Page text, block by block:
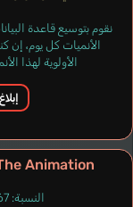
نقوم بتوسيع قاعدة
الأنميات كل يوم،
الأولوية لهذا
إبلاغ
Animation
النسبة: 16.67%